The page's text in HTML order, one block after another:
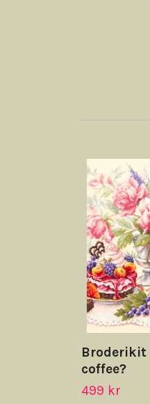
Broderikit
coffee?
499 kr